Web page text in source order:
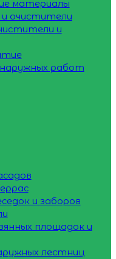
материалы
очистители
и
работ
и заборов
площадок и
лестниц